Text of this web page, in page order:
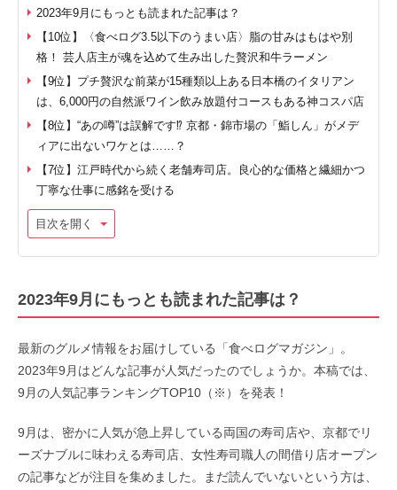
2023年9月にもっとも読まれた記事は？
【10位】〈食べログ3.5以下のうまい店〉脂の甘みはもはや別
格！ 芸人店主が魂を込めて生み出した贅沢和牛ラーメン
【9位】プチ贅沢な前菜が15種類以上ある日本橋のイタリアン
は、6,000円の自然派ワイン飲み放題付コースもある神コスパ店
【8位】“あの噂”は誤解です⁉ 京都・錦市場の「鮨しん」がメデ
ィアに出ないワケとは……？
【7位】江戸時代から続く老舗寿司店。良心的な価格と繊細かつ
丁寧な仕事に感銘を受ける
目次を開く
2023年9月にもっとも読まれた記事は？
最新のグルメ情報をお届けしている「食べログマガジン」。
2023年9月はどんな記事が人気だったのでしょうか。本稿では、
9月の人気記事ランキングTOP10（※）を発表！
9月は、密かに人気が急上昇している両国の寿司店や、京都でリ
ーズナブルに味わえる寿司店、女性寿司職人の間借り店オープン
の記事などが注目を集めました。まだ読んでいないという方は、